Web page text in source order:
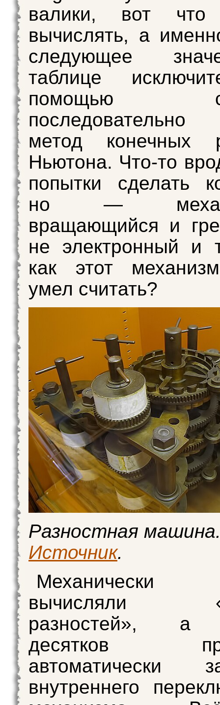
валики, вот что
вычислять, а
следующее
таблице
помощью
последовательно
метод конечных
Ньютона. Что-то
попытки сделать
но —
вращающийся и
не электронный и
как этот
умел считать?
Разностная
Источник.
Механически
вычисляли
разностей», а
десятков
автоматически
внутреннего